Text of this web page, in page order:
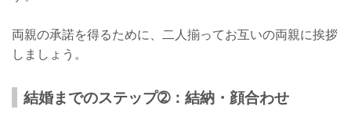
両親の承諾を得るために、二人揃ってお互いの両親に挨拶
しましょう。
結婚までのステップ➁：結納・顔合わせ